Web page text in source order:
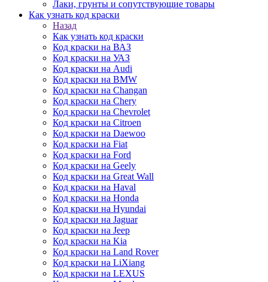
Лаки, грунты и сопутствующие товары
Как узнать код краски
Назад
Как узнать код краски
Код краски на ВАЗ
Код краски на УАЗ
Код краски на Audi
Код краски на BMW
Код краски на Changan
Код краски на Chery
Код краски на Chevrolet
Код краски на Citroen
Код краски на Daewoo
Код краски на Fiat
Код краски на Ford
Код краски на Geely
Код краски на Great Wall
Код краски на Haval
Код краски на Honda
Код краски на Hyundai
Код краски на Jaguar
Код краски на Jeep
Код краски на Kia
Код краски на Land Rover
Код краски на LiXiang
Код краски на LEXUS